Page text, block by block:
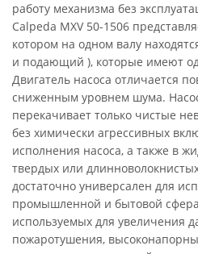
работу механизма без
Calpeda MXV 50-1506
котором на одном валу
и подающий ), которые имеют
Двигатель насоса отличается
сниженным уровнем шума.
перекачивает только чистые
без химически агрессивных
исполнения насоса, а также в
твердых или
достаточно универсален для
промышленной и бытовой
используемых для увеличения
пожаротушения,